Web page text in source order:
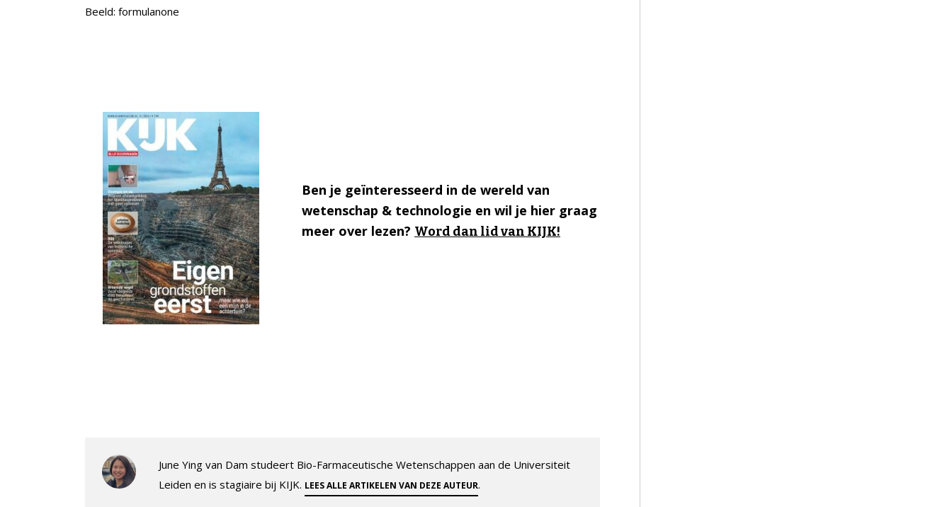
Beeld: formulanone
Ben je geïnteresseerd in de wereld van
wetenschap & technologie en wil je hier graag
meer over lezen? Word dan lid van KIJK!
June Ying van Dam studeert Bio-Farmaceutische Wetenschappen aan de Universiteit
Leiden en is stagiaire bij KIJK. LEES ALLE ARTIKELEN VAN DEZE AUTEUR.